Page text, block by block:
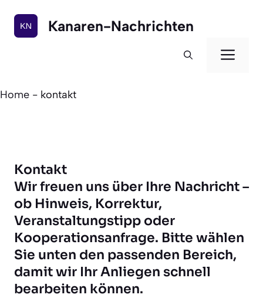
Inhalt
springen
Kanaren-Nachrichten
Home - kontakt
Kontakt
Wir freuen uns über Ihre Nachricht –
ob Hinweis, Korrektur,
Veranstaltungstipp oder
Kooperationsanfrage. Bitte wählen
Sie unten den passenden Bereich,
damit wir Ihr Anliegen schnell
bearbeiten können.